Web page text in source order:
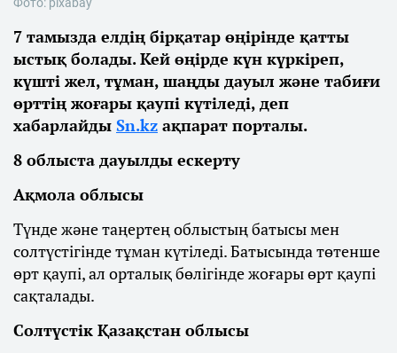
Фото: pixabay
7 тамызда елдің бірқатар өңірінде қатты
ыстық болады. Кей өңірде күн күркіреп,
күшті жел, тұман, шаңды дауыл және табиғи
өрттің жоғары қаупі күтіледі, деп
хабарлайды Sn.kz ақпарат порталы.
8 облыста дауылды ескерту
Ақмола облысы
Түнде және таңертең облыстың батысы мен
солтүстігінде тұман күтіледі. Батысында төтенше
өрт қаупі, ал орталық бөлігінде жоғары өрт қаупі
сақталады.
Солтүстік Қазақстан облысы